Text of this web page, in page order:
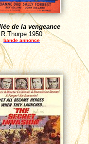
de la vengeance
R.Thorpe1950
bande annonce